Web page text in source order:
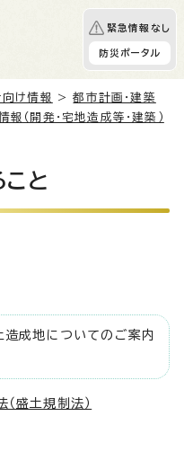
緊急情報なし
防災ポータル
け情報 >都市計画・建築
報（開発・宅地造成等・建築）
と
造成地についてのご案内
盛土規制法）